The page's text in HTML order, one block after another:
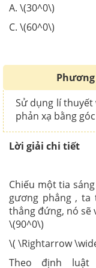
A.
C.
Sử dụng lí thuyết
phản xạ bằng
Lời giải chi tiết
Chiếu một tia
gương phẳng ,
thẳng đứng, nó sẽ
\(90^0\)
\( \Rightarrow
Theo định luật